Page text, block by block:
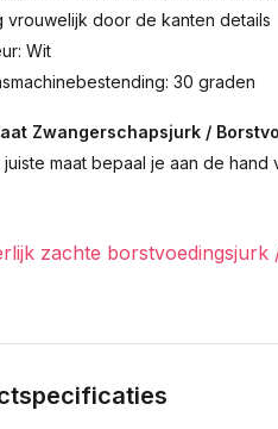
vrouwelijk door de kanten details
Wit
30 graden
Zwangerschapsjurk /
juiste maat bepaal je aan de hand
zachte